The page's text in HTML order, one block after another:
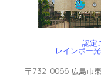
認定
レインボー
〒732-0066 広島市